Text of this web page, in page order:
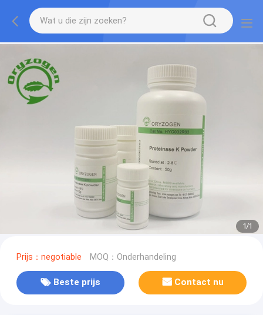
1/1
Prijs：negotiable MOQ：Onderhandeling
Beste prijs Contact nu